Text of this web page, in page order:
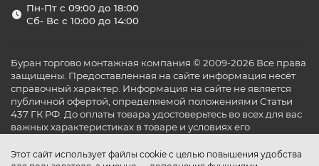
Этот сайт использует файлы cookie с целью повышения удобства
Пн-Пт с 09:00 до 18:00
Сб- Вс с 10:00 до 14:00
Буран торгово монтажная компания © 2009-2026 Все права
защищены. Предоставленная на сайте информация несёт
справочный характер. Информация на сайте не является
публичной офертой, определяемой положениями Статьи
437 ГК РФ. До оплаты товара удостоверьтесь во всех для вас
важных характеристиках в товаре и условиях его